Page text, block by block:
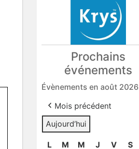
Prochains
événements
Évènements en août 2026
Mois précédent
Aujourd’hui
L lundi
M mardi
M mercredi
J jeudi
V S